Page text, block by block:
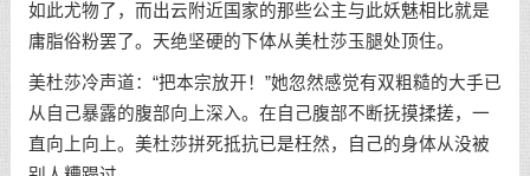
如此尤物了，而出云附近国家的那些公主与此妖魅相比就是
庸脂俗粉罢了。天绝坚硬的下体从美杜莎玉腿处顶住。
美杜莎冷声道：“把本宗放开！”她忽然感觉有双粗糙的大手已
从自己暴露的腹部向上深入。在自己腹部不断抚摸揉搓，一
直向上向上。美杜莎拼死抵抗已是枉然，自己的身体从没被